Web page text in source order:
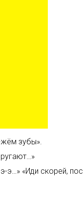
зубы».
«Иди скорей,